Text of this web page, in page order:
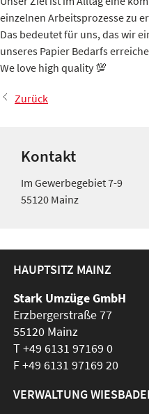
einzelnen Arbeitsprozesse zu
Das bedeutet für uns, das wir
unseres Papier Bedarfs
We love high quality 💯
Zurück
Kontakt
Im Gewerbegebiet 7-9
55120 Mainz
HAUPTSITZ MAINZ
Stark Umzüge GmbH
Erzbergerstraße 77
55120 Mainz
T+49 6131 97169 0
F +49 6131 97169 20
VERWALTUNG